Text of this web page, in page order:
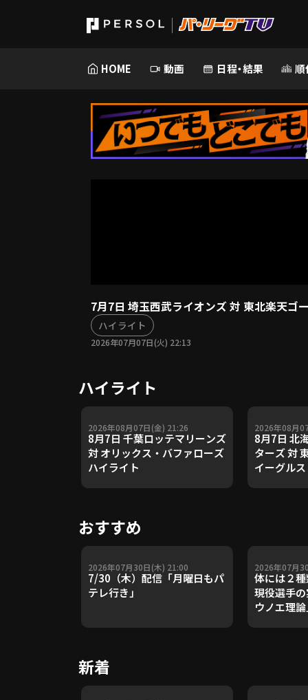
HOME 動画 日程・結果 順
7月7日 埼玉西武ライオンズ 対 東北楽天ゴ
ハイライト
2026年07月07日(火) 22:13
ハイライト
2026年08月07日(金) 21:26
8月7日 千葉ロッテマリーンズ
対 オリックス・バファローズ
ハイライト
2026年08月
8月7日 北
ターズ 対
イーグル
おすすめ
2026年07月30日(木) 21:00
7/30（木）配信「月曜日もパ
テレ行き」
2026年07月
体には２
現役選手
ウノエ理
新着